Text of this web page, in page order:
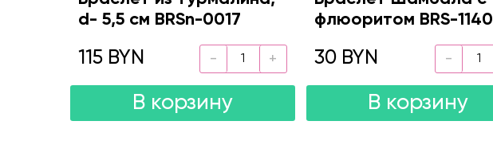
d- 5,5 см BRSn-0017
115 BYN
В корзину
флюоритом BRS-1140
30 BYN
В корзину